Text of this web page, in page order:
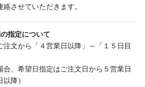
させていただきます。
指定について
注文から「４営業日以降」～「１５日目
合、希望日指定はご注文日から５営業日
降）